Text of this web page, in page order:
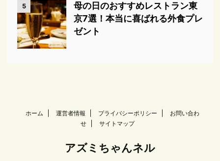
5
母の日のおすすめレストラン東
京7選！本当に喜ばれる外食プレ
ゼント
ホーム 運営者情報 プライバシーポリシー
お問い合わ
せ
サイトマップ
アズミちゃんネル